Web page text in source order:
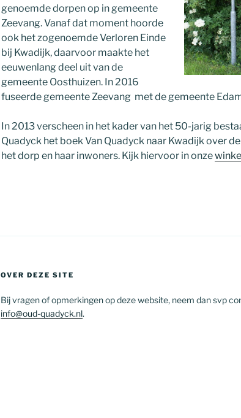
genoemde dorpen op in gemeente
Zeevang. Vanaf dat moment hoorde
ook het zogenoemde Verloren Einde
bij Kwadijk, daarvoor maakte het
eeuwenlang deel uit van de
gemeente Oosthuizen. In 2016
fuseerde gemeente Zeevang met de gemeente
In 2013 verscheen in het kader van het 50-jarig
Quadyck het boek Van Quadyck naar Kwadijk over
het dorp en haar inwoners. Kijk hiervoor in onze
OVER DEZE SITE
Bij vragen of opmerkingen op deze website, neem dan svp
info@oud-quadyck.nl.